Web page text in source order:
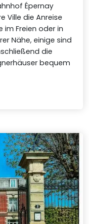
Épernay
Ville die Anreise
im Freien oder in
Nähe, einige sind
die
bequem